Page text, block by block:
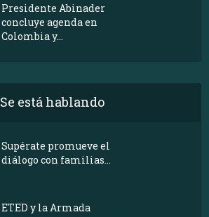
Presidente Abinader
concluye agenda en
Colombia y...
Se está hablando
Supérate promueve el
diálogo con familias...
ETED y la Armada